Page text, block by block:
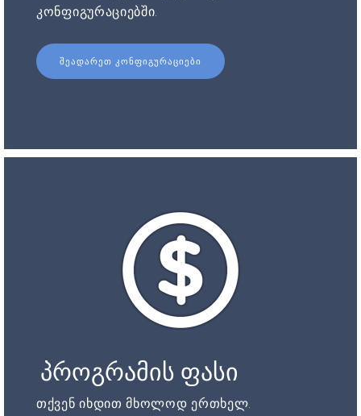
კონფიგურაციებში.
ᲨᲔᲐᲓᲐᲠᲔᲗ ᲙᲝᲜᲤᲘᲒᲣᲠᲐᲪᲘᲔᲑᲘ
პროგრამის ფასი
თქვენ იხდით მხოლოდ ერთხელ.